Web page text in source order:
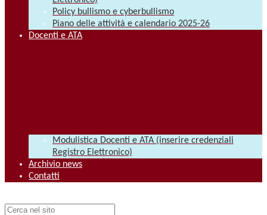
Policy bullismo e cyberbullismo
Piano delle attività e calendario 2025-26
Docenti e ATA
Modulistica Docenti e ATA (inserire credenziali
Registro Elettronico)
Archivio news
Contatti